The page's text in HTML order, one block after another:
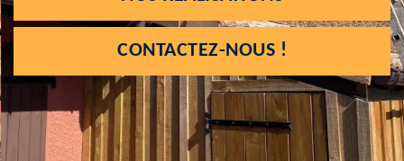
CONTACTEZ-NOUS !